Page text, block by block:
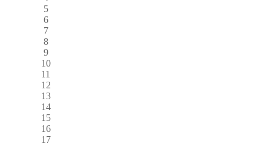
5
6
7
8
9
10
11
12
13
14
15
16
17